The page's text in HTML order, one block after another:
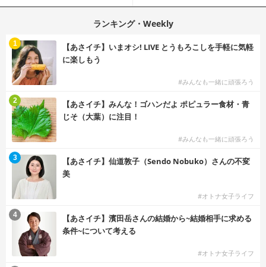
ランキング・Weekly
【あさイチ】いまオシ! LIVE とうもろこしを手軽に気軽
に楽しもう
#みんなも一緒に頑張ろう
1
【あさイチ】みんな！ゴハンだよ ポピュラー食材・青
じそ（大葉）に注目！
#みんなも一緒に頑張ろう
2
【あさイチ】仙道敦子（Sendo Nobuko）さんの不変
美
#オトナ女子ライフ
3
【あさイチ】濱田岳さんの結婚から~結婚相手に求める
条件~について考える
#オトナ女子ライフ
4